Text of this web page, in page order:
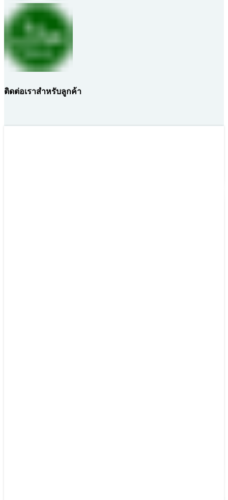
ติดต่อเราสำหรับลูกค้า